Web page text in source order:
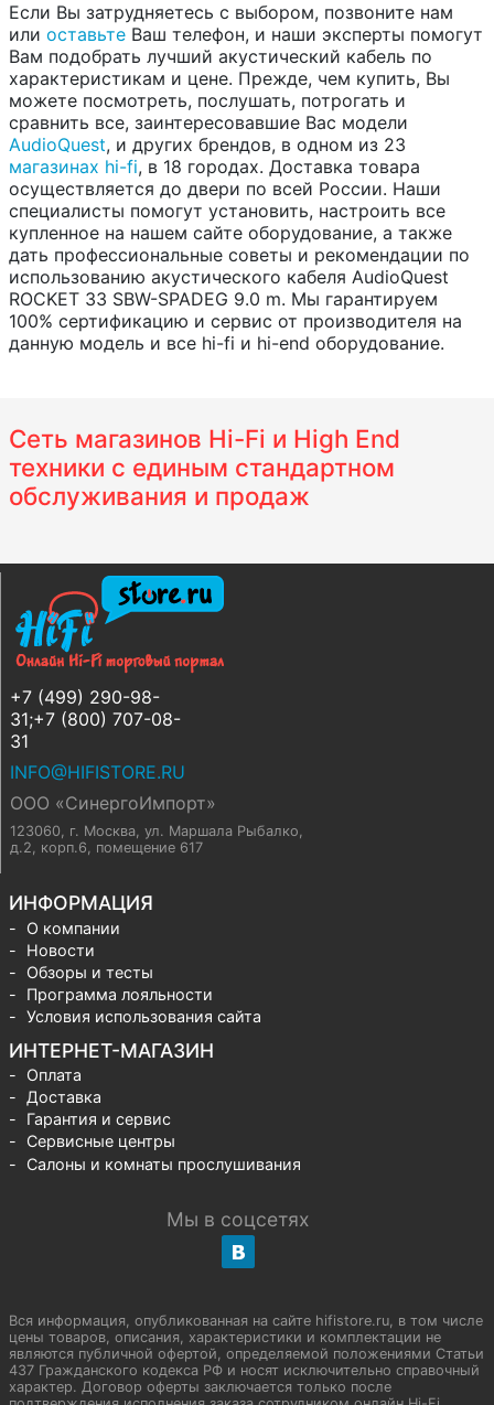
Если Вы затрудняетесь с выбором, позвоните нам
или оставьте Ваш телефон, и наши эксперты помогут
Вам подобрать лучший акустический кабель по
характеристикам и цене. Прежде, чем купить, Вы
можете посмотреть, послушать, потрогать и
сравнить все, заинтересовавшие Вас модели
AudioQuest, и других брендов, в одном из 23
магазинах hi-fi, в 18 городах. Доставка товара
осуществляется до двери по всей России. Наши
специалисты помогут установить, настроить все
купленное на нашем сайте оборудование, а также
дать профессиональные советы и рекомендации по
использованию акустического кабеля AudioQuest
ROCKET 33 SBW-SPADEG 9.0 m. Мы гарантируем
100% сертификацию и сервис от производителя на
данную модель и все hi-fi и hi-end оборудование.
Сеть магазинов Hi-Fi и High End
техники с единым стандартном
обслуживания и продаж
+7 (499) 290-98-
31;+7 (800) 707-08-
31
INFO@HIFISTORE.RU
ООО «СинергоИмпорт»
123060, г. Москва, ул. Маршала Рыбалко,
д.2, корп.6, помещение 617
ИНФОРМАЦИЯ
О компании
Новости
Обзоры и тесты
Программа лояльности
Условия использования сайта
ИНТЕРНЕТ-МАГАЗИН
Оплата
Доставка
Гарантия и сервис
Сервисные центры
Салоны и комнаты прослушивания
Мы в соцсетях
Вся информация, опубликованная на сайте hifistore.ru, в том числе
цены товаров, описания, характеристики и комплектации не
являются публичной офертой, определяемой положениями Статьи
437 Гражданского кодекса РФ и носят исключительно справочный
характер. Договор оферты заключается только после